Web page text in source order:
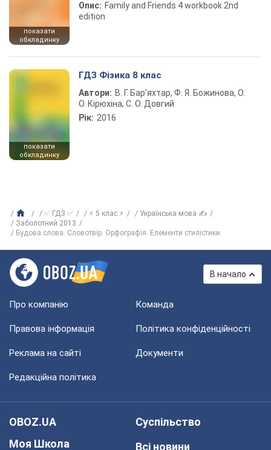
показати
обкладинку
Опис: Family and Friends 4 workbook 2nd
edition
показати
обкладинку
ГДЗ Фізика 8 клас
Автори: В. Г. Бар’яхтар, Ф. Я. Божинова, О.
О. Кірюхіна, С. О. Довгий
Рік: 2016
✅ ГДЗ ✅ ⚡ 5 клас ⚡
Українська мова ✍
Заболотний 2013
Будова слова. Словотвір. Орфографія. Елементи стилістики
В начало
Про компанію Команда
Правова інформація Політика конфіденційності
Реклама на сайті Документи
Редакційна політика
OBOZ.UA
Моя Школа
Суспільство
Всі новини